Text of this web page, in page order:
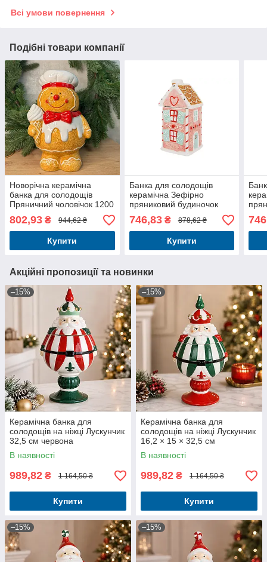
Всі умови повернення
Подібні товари компанії
Новорічна керамічна
банка для солодощів
Пряничний чоловічок 1200
мл
802,93 ₴ 944,62 ₴
Купити
Банка для солодощів
керамічна Зефірно
пряниковий будиночок
1000 мл колір рожевий
746,83₴ 878,62 ₴
Купити
Акційні пропозиції та новинки
–15%
Керамічна банка для
солодощів на ніжці Лускунчик
32,5 см червона
В наявності
989,82 ₴ 1 164,50 ₴
Купити
–15%
Керамічна банка для
солодощів на ніжці Лускунчик
16,2 × 15 × 32,5 см
В наявності
989,82 ₴ 1 164,50 ₴
Купити
–15% –15%